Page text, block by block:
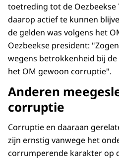
toetreding tot de
daarop actief te kunnen
de gelden was volgens het
Oezbeekse president:
wegens betrokkenheid bij
het OM gewoon corruptie".
Anderen
corruptie
Corruptie en daaraan
zijn ernstig vanwege het
corrumperende karakter op